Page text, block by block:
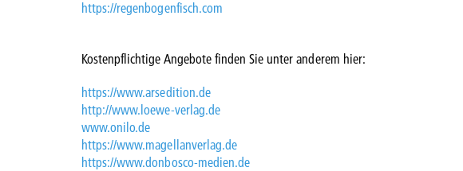
https://regenbogenfisch.com
Kostenpflichtige Angebote finden Sie unter anderem hier:
https://www.arsedition.de
http://www.loewe-verlag.de
www.onilo.de
https://www.magellanverlag.de
https://www.donbosco-medien.de